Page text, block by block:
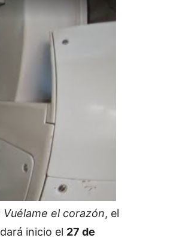
Vuélame el corazón, el
dará inicio el 27 de